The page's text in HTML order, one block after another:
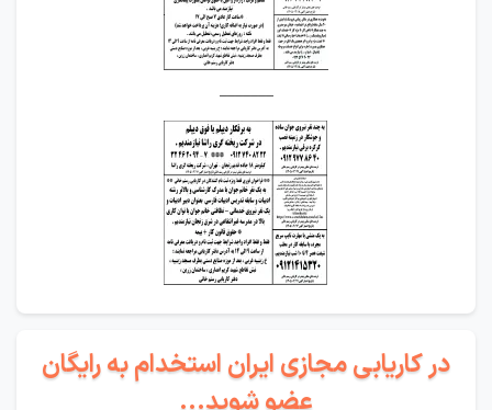
_______
در کاریابی مجازی ایران استخدام به رایگان